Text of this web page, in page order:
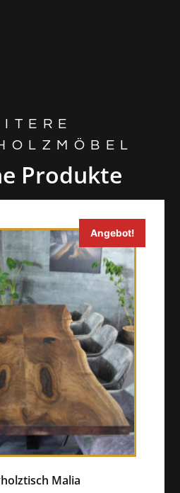
Produkte
Angebot!
Malia